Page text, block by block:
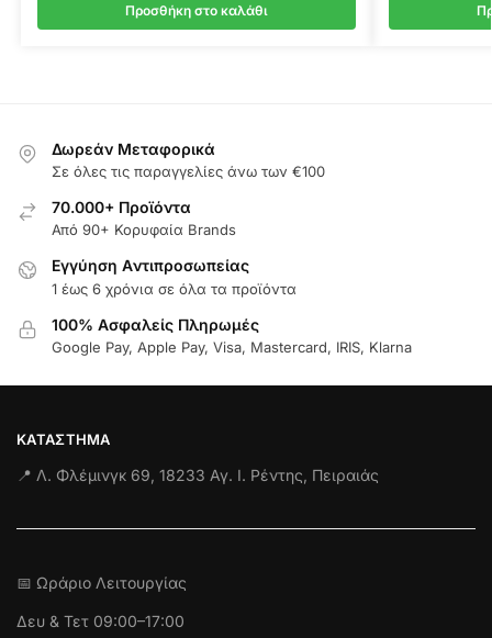
Προσθήκη στο καλάθι
Δωρεάν Μεταφορικά
Σε όλες τις παραγγελίες άνω των €100
70.000+ Προϊόντα
Από 90+ Κορυφαία Brands
Εγγύηση Aντιπροσωπείας
1 έως 6 χρόνια σε όλα τα προϊόντα
100% Ασφαλείς Πληρωμές
Google Pay, Apple Pay, Visa, Mastercard, IRIS, Klarna
ΚΑΤΆΣΤΗΜΑ
📍 Λ. Φλέμινγκ 69, 18233 Αγ. Ι. Ρέντης, Πειραιάς
📅 Ωράριο Λειτουργίας
Δευ & Τετ 09:00–17:00